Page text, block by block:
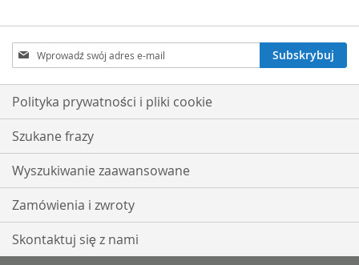
Subskrybuj
nasz
newsletter:
Subskrybuj
Polityka prywatności i pliki cookie
Szukane frazy
Wyszukiwanie zaawansowane
Zamówienia i zwroty
Skontaktuj się z nami